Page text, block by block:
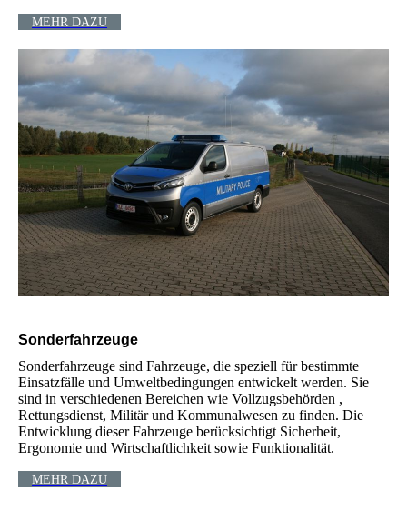
MEHR DAZU
Sonderfahrzeuge
Sonderfahrzeuge sind Fahrzeuge, die speziell für bestimmte
Einsatzfälle und Umweltbedingungen entwickelt werden. Sie
sind in verschiedenen Bereichen wie Vollzugsbehörden ,
Rettungsdienst, Militär und Kommunalwesen zu finden. Die
Entwicklung dieser Fahrzeuge berücksichtigt Sicherheit,
Ergonomie und Wirtschaftlichkeit sowie Funktionalität.
MEHR DAZU